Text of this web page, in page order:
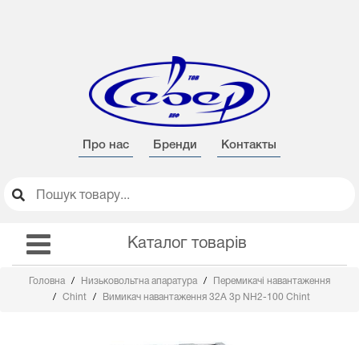
Про нас Бренди Контакты
Каталог товарів
Головна Низьковольтна апаратура
Перемикачі навантаження
Chint
Вимикач навантаження 32А 3p NH2-100 Chint